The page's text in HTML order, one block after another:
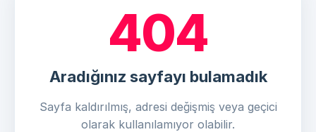
404
Aradığınız sayfayı bulamadık
Sayfa kaldırılmış, adresi değişmiş veya geçici
olarak kullanılamıyor olabilir.